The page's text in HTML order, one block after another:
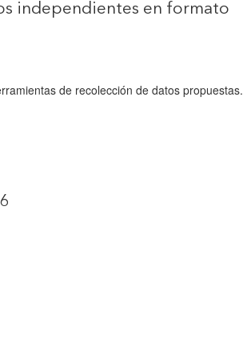
independientes en formato
de recolección de datos propuestas.